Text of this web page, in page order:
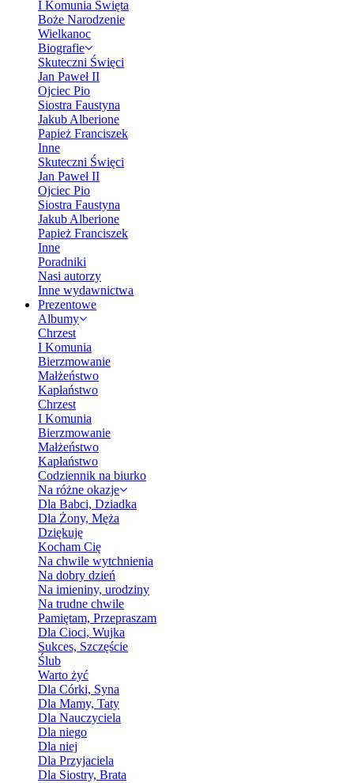
I Komunia Święta
Boże Narodzenie
Wielkanoc
Biografie
Skuteczni Święci
Jan Paweł II
Ojciec Pio
Siostra Faustyna
Jakub Alberione
Papież Franciszek
Inne
Skuteczni Święci
Jan Paweł II
Ojciec Pio
Siostra Faustyna
Jakub Alberione
Papież Franciszek
Inne
Poradniki
Nasi autorzy
Inne wydawnictwa
Prezentowe
Albumy
Chrzest
I Komunia
Bierzmowanie
Małżeństwo
Kapłaństwo
Chrzest
I Komunia
Bierzmowanie
Małżeństwo
Kapłaństwo
Codziennik na biurko
Na różne okazje
Dla Babci, Dziadka
Dla Żony, Męża
Dziękuję
Kocham Cię
Na chwile wytchnienia
Na dobry dzień
Na imieniny, urodziny
Na trudne chwile
Pamiętam, Przepraszam
Dla Cioci, Wujka
Sukces, Szczęście
Ślub
Warto żyć
Dla Córki, Syna
Dla Mamy, Taty
Dla Nauczyciela
Dla niego
Dla niej
Dla Przyjaciela
Dla Siostry, Brata